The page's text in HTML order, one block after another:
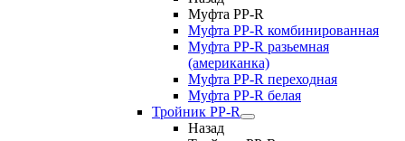
Муфта PP-R
Муфта РР-R комбинированная
Муфта РР-R разьемная
(американка)
Муфта РР-R переходная
Муфта РР-R белая
Тройник PP-R
Назад